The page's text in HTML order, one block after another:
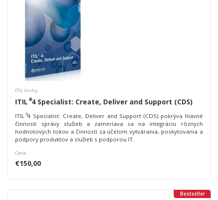
ITIL knihy
ITIL ®4 Specialist: Create, Deliver and Support (CDS)
ITIL ®4 Specialist: Create, Deliver and Support (CDS) pokrýva hlavné
činnosti správy služieb a zameriava sa na integráciu rôznych
hodnotových tokov a činností za účelom vytvárania, poskytovania a
podpory produktov a služieb s podporou IT.
Cena
€150,00
Bestseller